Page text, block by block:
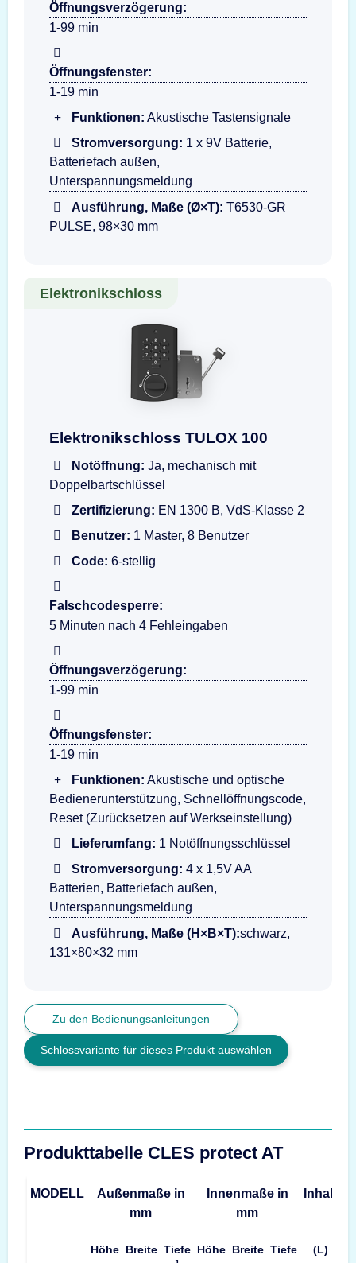
Öffnungsverzögerung:
1-99 min
Öffnungsfenster:
1-19 min
Funktionen: Akustische Tastensignale
Stromversorgung: 1 x 9V Batterie,
Batteriefach außen,
Unterspannungsmeldung
Ausführung, Maße (Ø×T): T6530-GR
PULSE, 98×30 mm
Elektronikschloss
Darstellung der Eingabeeinheit TULOX 100
Elektronikschloss TULOX 100
Notöffnung: Ja, mechanisch mit
Doppelbartschlüssel
Zertifizierung: EN 1300 B, VdS-Klasse 2
Benutzer: 1 Master, 8 Benutzer
Code: 6-stellig
Falschcodesperre:
5 Minuten nach 4 Fehleingaben
Öffnungsverzögerung:
1-99 min
Öffnungsfenster:
1-19 min
Funktionen: Akustische und optische
Bedienerunterstützung, Schnellöffnungscode,
Reset (Zurücksetzen auf Werkseinstellung)
Lieferumfang: 1 Notöffnungsschlüssel
Stromversorgung: 4 x 1,5V AA
Batterien, Batteriefach außen,
Unterspannungsmeldung
Ausführung, Maße (H×B×T):schwarz,
131×80×32 mm
Zu den Bedienungsanleitungen
Schlossvariante für dieses Produkt auswählen
Produkttabelle CLES protect AT
MODELL
Außenmaße in
mm
Innenmaße in
mm
Inhalt
Höhe Breite Tiefe Höhe Breite Tiefe (L)